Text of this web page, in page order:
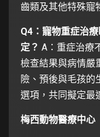
齒類及其他特殊寵
Q4：寵物重症治
定？ A：重症治療
檢查結果與病情嚴
險、預後與毛孩的
選項，共同擬定最
梅西動物醫療中心